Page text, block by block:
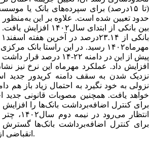
(تا ۱۵درصد) برای سپرده‌های بانک یا
حدود تعیین شده است. علاوه بر این به‌منظور
بین بانکی از ابتدای
مهرماه۱۴۰۲ رسید. در این راستا بانک
افزایش داد. عملکرد مهرماه این نرخ نیز
نزدیک شدن به سقف دامنه کریدور جدید
نزولی به خود نگیرد به احتمال زیاد باز هم
خواهد یافت. همچنین مصوبات قانونی جدید
انتظار
برای کنترل اضافه‌برداشت بانک‌ها
انقباضی از این ناحیه شدت گیرد.